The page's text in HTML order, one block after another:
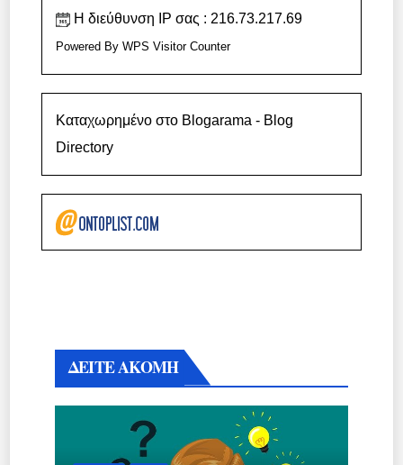
Η διεύθυνση IP σας : 216.73.217.69
Powered ByWPS Visitor Counter
Καταχωρημένο στο Blogarama - Blog
Directory
ΔΕΙΤΕ ΑΚΟΜΗ